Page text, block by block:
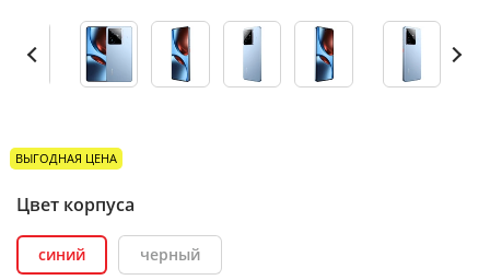
ВЫГОДНАЯ ЦЕНА
Цвет корпуса
синий черный